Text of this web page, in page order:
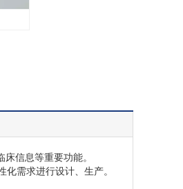
信息等重要功能。
需求进行设计、生产。